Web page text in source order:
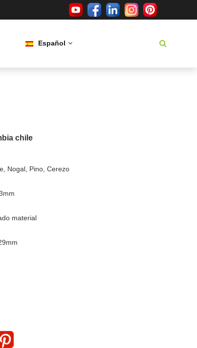
Español
chile
Nogal, Pino, Cerezo
material